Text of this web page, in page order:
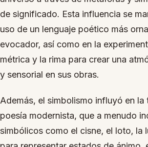
de significado. Esta influencia se
uso de un lenguaje poético más
evocador, así como en la
métrica y la rima para crear una
y sensorial en sus obras.
Además, el simbolismo influyó en la
poesía modernista, que a menudo
simbólicos como el cisne, el loto, la